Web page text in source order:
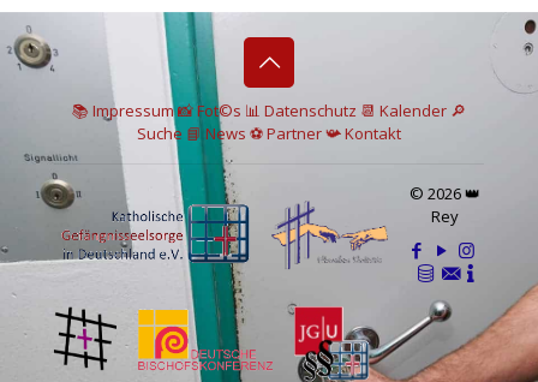
📚 Impressum📸Fot©s 📊 Datenschutz 📆 Kalender 🔎
Suche 📘 News ⚽Partner📯Kontakt
© 2026 👑
Rey